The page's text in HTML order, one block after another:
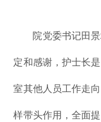
院党委书记田
定和感谢，护士长
室其他人员工作走
样带头作用，全面